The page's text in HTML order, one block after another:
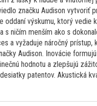
značku Audison vytvoriť
oddaní výskumu, ktorý vedie
s ničím menším ako s
a vyžaduje náročný prístup,
Audison. Inovácie
hodnotu a zlepšujú
patentov. Akustická